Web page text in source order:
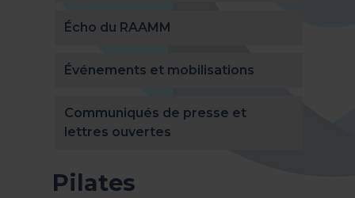
Écho du RAAMM
Événements et mobilisations
Communiqués de presse et
lettres ouvertes
Pilates